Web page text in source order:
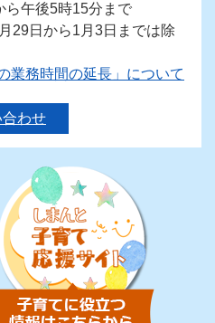
ら午後5時15分まで
29日から1月3日までは除
業務時間の延長」について
合わせ